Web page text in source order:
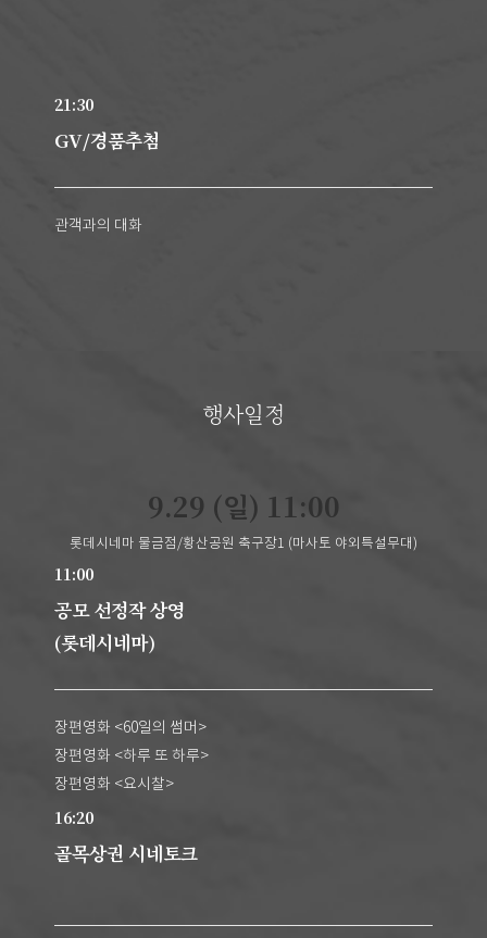
21:30
GV/경품추첨
관객과의 대화
행사일정
9.29 (일) 11:00
롯데시네마 물금점/황산공원 축구장1 (마사토 야외특설무대)
11:00
공모 선정작 상영
(롯데시네마)
장편영화 <60일의 썸머>
장편영화 <하루 또 하루>
장편영화 <요시찰>
16:20
골목상권 시네토크